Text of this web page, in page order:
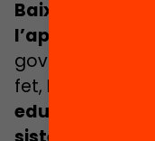
Baixos, Regne
l’apliquen
govern,
fet, la gran
educatius de